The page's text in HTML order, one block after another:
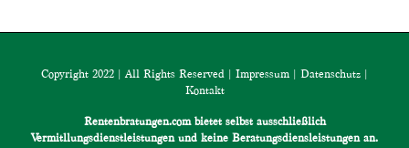
Copyright 2022 | All Rights Reserved | Impressum | Datenschutz |
Kontakt
Rentenbratungen.com bietet selbst ausschließlich
Vermitllungsdienstleistungen und keine Beratungsdiensleistungen an.